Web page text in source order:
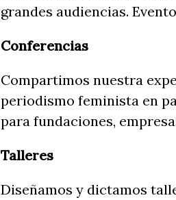
grandes audiencias.
Conferencias
Compartimos nuestra
periodismo feminista en
para fundaciones,
Talleres
Diseñamos y dictamos